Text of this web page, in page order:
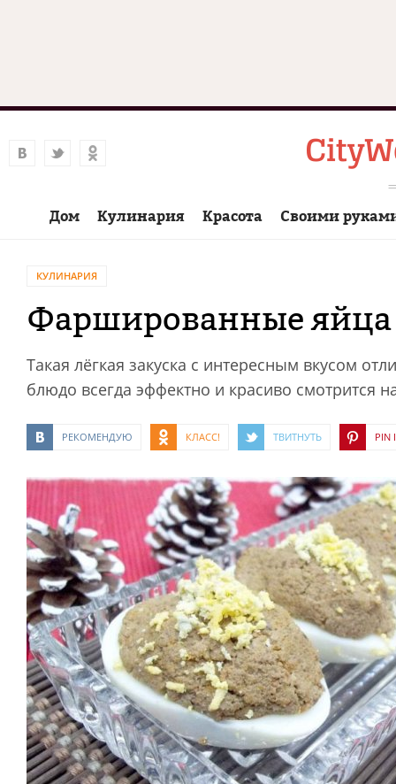
Дом Кулинария Красота Своими
КУЛИНАРИЯ
Фаршированные
Такая лёгкая закуска с интересным вкусом
блюдо всегда эффектно и красиво смотрится
РЕКОМЕНДУЮ КЛАСС! ТВИТНУТЬ PIN